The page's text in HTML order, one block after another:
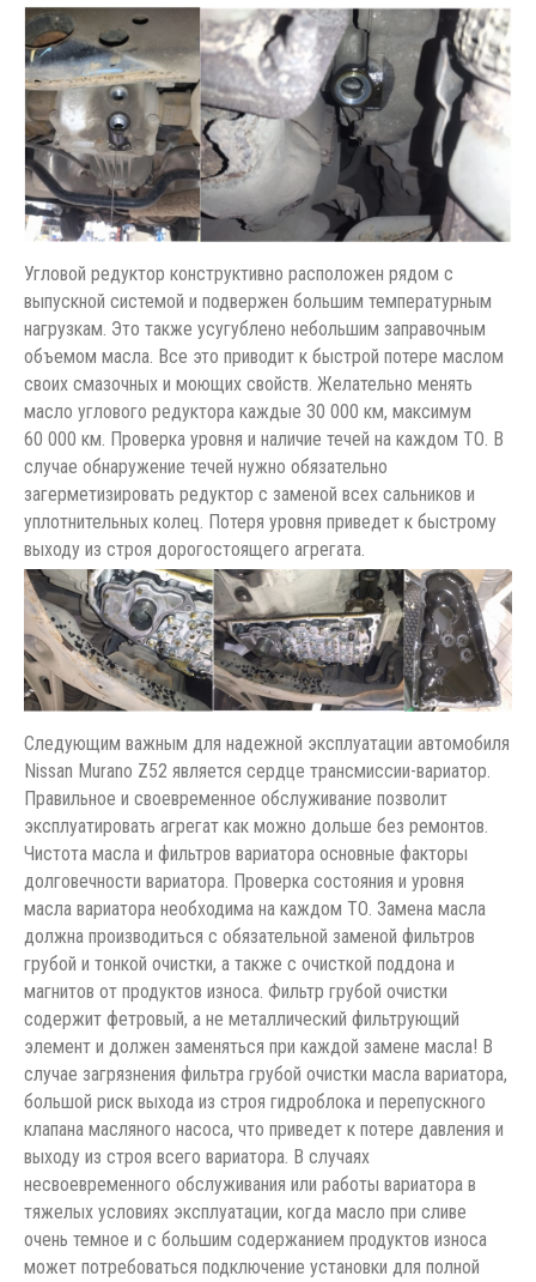
Угловой редуктор конструктивно расположен рядом с
выпускной системой и подвержен большим температурным
нагрузкам. Это также усугублено небольшим заправочным
объемом масла. Все это приводит к быстрой потере маслом
своих смазочных и моющих свойств. Желательно менять
масло углового редуктора каждые 30 000 км, максимум
60 000 км. Проверка уровня и наличие течей на каждом ТО. В
случае обнаружение течей нужно обязательно
загерметизировать редуктор с заменой всех сальников и
уплотнительных колец. Потеря уровня приведет к быстрому
выходу из строя дорогостоящего агрегата.
Следующим важным для надежной эксплуатации автомобиля
Nissan Murano Z52 является сердце трансмиссии-вариатор.
Правильное и своевременное обслуживание позволит
эксплуатировать агрегат как можно дольше без ремонтов.
Чистота масла и фильтров вариатора основные факторы
долговечности вариатора. Проверка состояния и уровня
масла вариатора необходима на каждом ТО. Замена масла
должна производиться с обязательной заменой фильтров
грубой и тонкой очистки, а также с очисткой поддона и
магнитов от продуктов износа. Фильтр грубой очистки
содержит фетровый, а не металлический фильтрующий
элемент и должен заменяться при каждой замене масла! В
случае загрязнения фильтра грубой очистки масла вариатора,
большой риск выхода из строя гидроблока и перепускного
клапана масляного насоса, что приведет к потере давления и
выходу из строя всего вариатора. В случаях
несвоевременного обслуживания или работы вариатора в
тяжелых условиях эксплуатации, когда масло при сливе
очень темное и с большим содержанием продуктов износа
может потребоваться подключение установки для полной